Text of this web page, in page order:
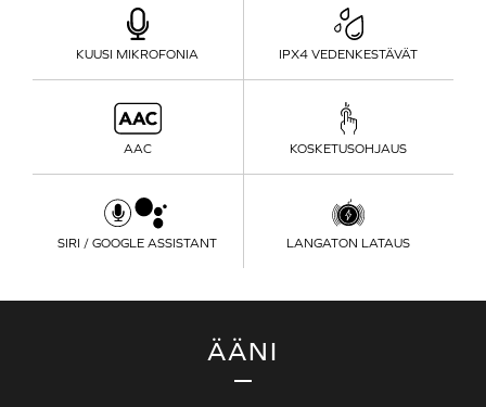
KUUSI MIKROFONIA IPX4 VEDENKESTÄVÄT
AAC KOSKETUSOHJAUS
SIRI / GOOGLE ASSISTANT LANGATON LATAUS
ÄÄNI